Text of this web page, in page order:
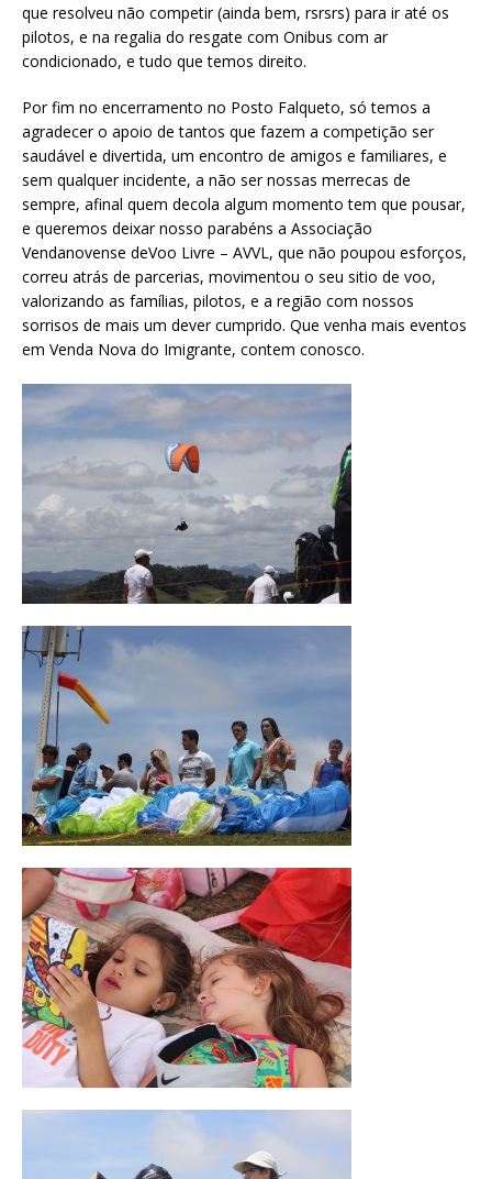
que resolveu não competir (ainda bem, rsrsrs) para ir até os
pilotos, e na regalia do resgate com Onibus com ar
condicionado, e tudo que temos direito.
Por fim no encerramento no Posto Falqueto, só temos a
agradecer o apoio de tantos que fazem a competição ser
saudável e divertida, um encontro de amigos e familiares, e
sem qualquer incidente, a não ser nossas merrecas de
sempre, afinal quem decola algum momento tem que pousar,
e queremos deixar nosso parabéns a Associação
Vendanovense deVoo Livre – AVVL, que não poupou esforços,
correu atrás de parcerias, movimentou o seu sitio de voo,
valorizando as famílias, pilotos, e a região com nossos
sorrisos de mais um dever cumprido. Que venha mais eventos
em Venda Nova do Imigrante, contem conosco.